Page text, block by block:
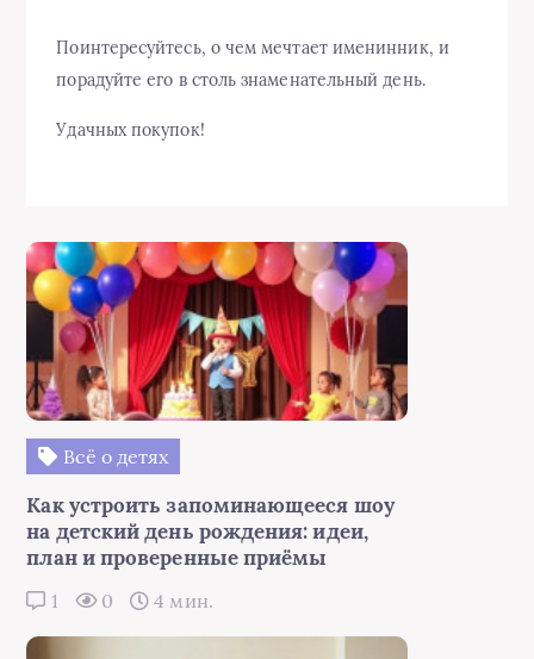
Поинтересуйтесь, о чем мечтает именинник, и
порадуйте его в столь знаменательный день.
Удачных покупок!
Всё о детях
Как устроить запоминающееся шоу
на детский день рождения: идеи,
план и проверенные приёмы
1 0 4 мин.